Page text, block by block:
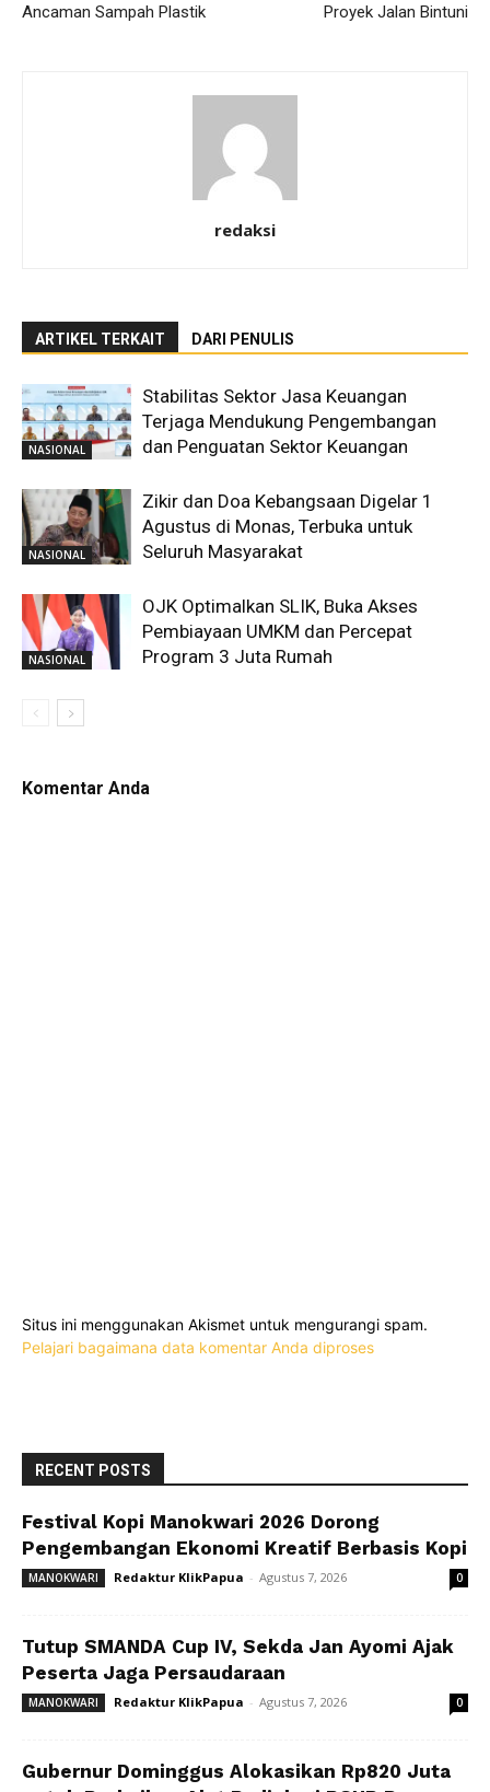
Ancaman Sampah Plastik
Proyek Jalan Bintuni
redaksi
ARTIKEL TERKAIT DARI PENULIS
NASIONAL
Stabilitas Sektor Jasa Keuangan
Terjaga Mendukung Pengembangan
dan Penguatan Sektor Keuangan
NASIONAL
Zikir dan Doa Kebangsaan Digelar 1
Agustus di Monas, Terbuka untuk
Seluruh Masyarakat
NASIONAL
OJK Optimalkan SLIK, Buka Akses
Pembiayaan UMKM dan Percepat
Program 3 Juta Rumah
Komentar Anda
Situs ini menggunakan Akismet untuk mengurangi spam.
Pelajari bagaimana data komentar Anda diproses
RECENT POSTS
Festival Kopi Manokwari 2026 Dorong
Pengembangan Ekonomi Kreatif Berbasis Kopi
MANOKWARI Redaktur KlikPapua - Agustus 7, 2026 0
Tutup SMANDA Cup IV, Sekda Jan Ayomi Ajak
Peserta Jaga Persaudaraan
MANOKWARI Redaktur KlikPapua - Agustus 7, 2026 0
Gubernur Dominggus Alokasikan Rp820 Juta